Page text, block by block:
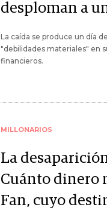
desploman a
La caída se produce un día
"debilidades materiales" en
financieros.
MILLONARIOS
La
Cuánto dinero
Fan, cuyo